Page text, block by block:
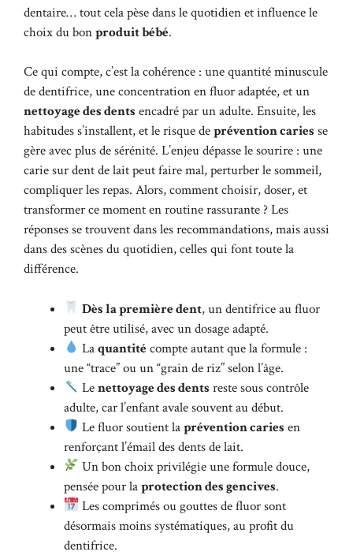
dentaire… tout cela pèse dans le quotidien et influence le
choix du bonproduit bébé.
Ce qui compte, c’est la cohérence : une quantité minuscule
de dentifrice, une concentration en fluor adaptée, et un
nettoyage des dents encadré par un adulte. Ensuite, les
habitudes s’installent, et le risque deprévention caries se
gère avec plus de sérénité. L’enjeu dépasse le sourire : une
carie sur dent de lait peut faire mal, perturber le sommeil,
compliquer les repas. Alors, comment choisir, doser, et
transformer ce moment en routine rassurante ? Les
réponses se trouvent dans les recommandations, mais aussi
dans des scènes du quotidien, celles qui font toute la
différence.
Dès la première dent, un dentifrice au fluor
peut être utilisé, avec un dosage adapté.
Laquantitécompte autant que la formule :
une “trace” ou un “grain de riz” selon l’âge.
Lenettoyage des dents reste sous contrôle
adulte, car l’enfant avale souvent au début.
Le fluor soutient laprévention caries en
renforçant l’émail des dents de lait.
Un bon choix privilégie une formule douce,
pensée pour laprotection des gencives.
Les comprimés ou gouttes de fluor sont
désormais moins systématiques, au profit du
dentifrice.